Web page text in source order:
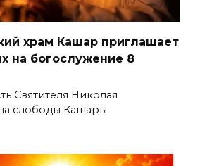
храм Кашар приглашает
на богослужение 8
Святителя Николая
слободы Кашары